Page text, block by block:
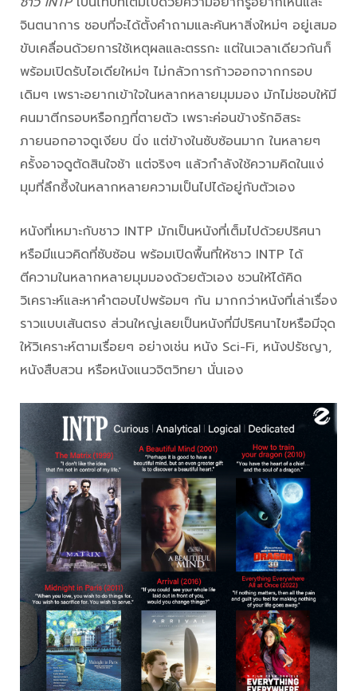
จินตนาการ ชอบที่จะได้ตั้งคำถามและค้นหาสิ่งใหม่ๆ อยู่เสมอ
ขับเคลื่อนด้วยการใช้เหตุผลและตรรกะ แต่ในเวลาเดียวกันก็
พร้อมเปิดรับไอเดียใหม่ๆ ไม่กลัวการก้าวออกจากกรอบ
เดิมๆ เพราะอยากเข้าใจในหลากหลายมุมมอง มักไม่ชอบให้มี
คนมาตีกรอบหรือกฏที่ตายตัว เพราะค่อนข้างรักอิสระ
ภายนอกอาจดูเงียบ นิ่ง แต่ข้างในซับซ้อนมาก ในหลายๆ
ครั้งอาจดูตัดสินใจช้า แต่จริงๆ แล้วกำลังใช้ความคิดในแง่
มุมที่ลึกซึ้งในหลากหลายความเป็นไปได้อยู่กับตัวเอง
หนังที่เหมาะกับชาว INTP มักเป็นหนังที่เต็มไปด้วยปริศนา
หรือมีแนวคิดที่ซับซ้อน พร้อมเปิดพื้นที่ให้ชาว INTP ได้
ตีความในหลากหลายมุมมองด้วยตัวเอง ชวนให้ได้คิด
วิเคราะห์และหาคำตอบไปพร้อมๆ กัน มากกว่าหนังที่เล่าเรื่อง
ราวแบบเส้นตรง ส่วนใหญ่เลยเป็นหนังที่มีปริศนาไขหรือมีจุด
ให้วิเคราะห์ตามเรื่อยๆ อย่างเช่น หนัง Sci-Fi, หนังปรัชญา,
หนังสืบสวน หรือหนังแนวจิตวิทยา นั่นเอง